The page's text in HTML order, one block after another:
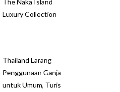
Luxury Collection
Thailand Larang
Penggunaan Ganja
untuk Umum, Turis